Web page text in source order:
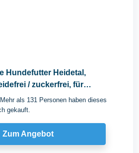
Hundefutter Heidetal,
/ zuckerfrei, für
Mehr als 131 Personen haben dieses
gekauft.
Zum Angebot